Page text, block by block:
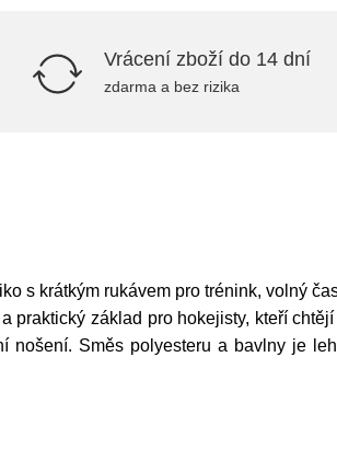
Vrácení zboží do 14 dní
zdarma a bez rizika
s krátkým rukávem pro trénink, volný
praktický základ pro hokejisty, kteří
nošení. Směs polyesteru a bavlny je